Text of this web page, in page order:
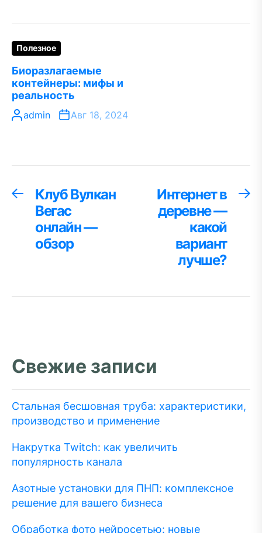
Полезное
Биоразлагаемые
контейнеры: мифы и
реальность
admin Авг 18, 2024
Навигация
записям
Предыдущая
запись:
Клуб Вулкан
Вегас
онлайн —
обзор
Интернет в
деревне —
какой
вариант
лучше?
Свежие записи
Стальная бесшовная труба: характеристики,
производство и применение
Накрутка Twitch: как увеличить
популярность канала
Азотные установки для ПНП: комплексное
решение для вашего бизнеса
Обработка фото нейросетью: новые